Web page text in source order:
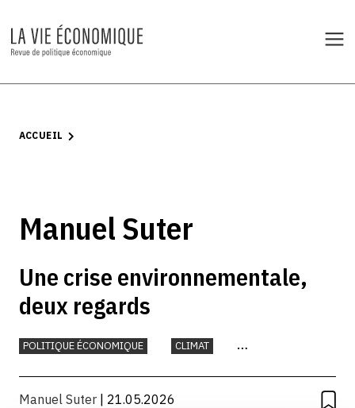
ACCUEIL
Manuel Suter
Une crise environnementale,
deux regards
POLITIQUE ÉCONOMIQUE
CLIMAT
Manuel Suter| 21.05.2026